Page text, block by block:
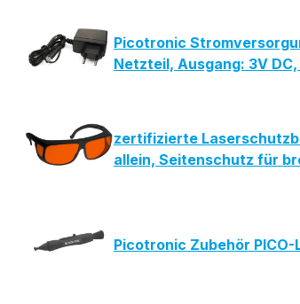
Picotronic
Netzteil, Ausgang: 3V
zertifizierte
allein, Seitenschutz für
Picotronic Zubehör PICO-